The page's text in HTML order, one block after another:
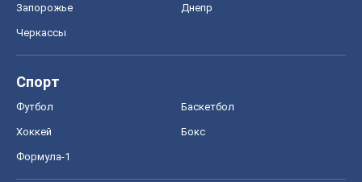
Запорожье Днепр
Черкассы
Спорт
Футбол Баскетбол
Хоккей Бокс
Формула-1